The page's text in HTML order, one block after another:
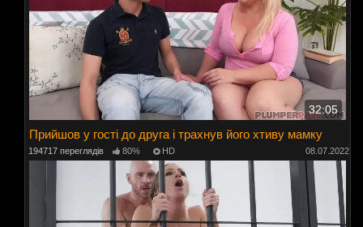
32:05
Прийшов у гості до друга і трахнув його хтиву мамку
194717 переглядів 80% HD 08.07.2022